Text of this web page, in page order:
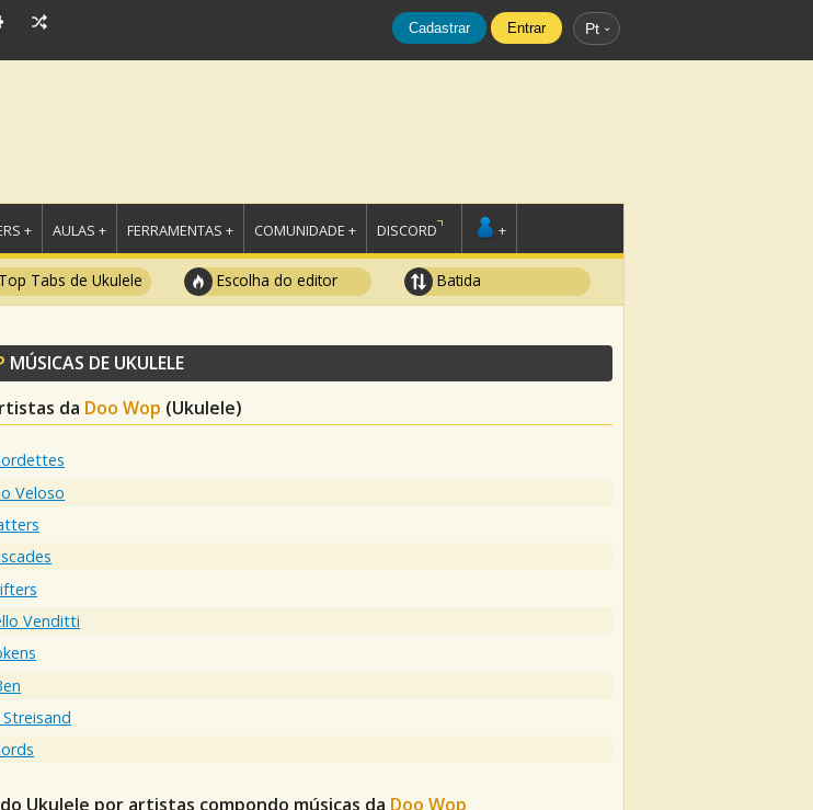
Cadastrar Entrar Pt
+ AULAS + FERRAMENTAS + COMUNIDADE + DISCORD +
Tabs de Ukulele Escolha do editor Batida
MÚSICAS DE UKULELE
da Doo Wop (Ukulele)
Veloso
Venditti
Ukulele por artistas compondo músicas da Doo Wop